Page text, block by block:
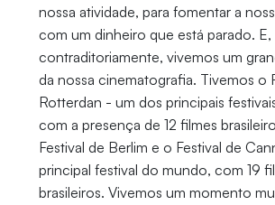
nossa atividade, para fomentar a
com um dinheiro que está parado. E,
contraditoriamente, vivemos um
da nossa cinematografia. Tivemos o
Rotterdan - um dos principais
com a presença de 12 filmes
Festival de Berlim e o Festival de
principal festival do mundo, com 19
brasileiros. Vivemos um momento